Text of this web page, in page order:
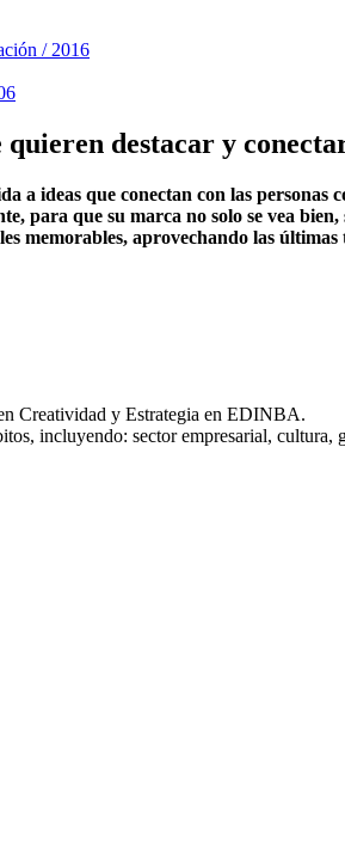
/ 2016
destacar y
a ideas que conectan con las personas
para que su marca no solo se vea
memorables, aprovechando las
Creatividad y Estrategia en EDINBA.
incluyendo: sector empresarial, cultura,